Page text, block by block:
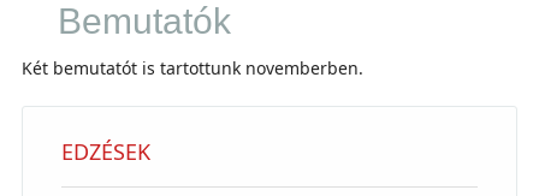
Bemutatók
Két bemutatót is tartottunk novemberben.
EDZÉSEK